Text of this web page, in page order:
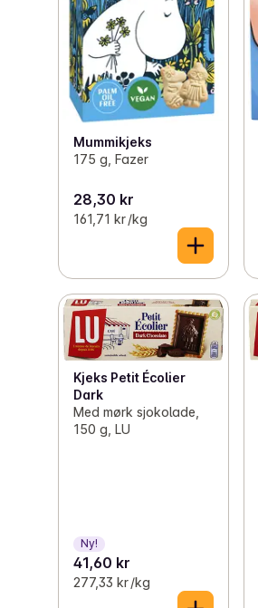
Mummikjeks
175 g, Fazer
28,30 kr
161,71 kr /kg
Kjeks Petit Écolier
Dark
Med mørk sjokolade,
150 g, LU
Ny!
41,60 kr
277,33 kr /kg